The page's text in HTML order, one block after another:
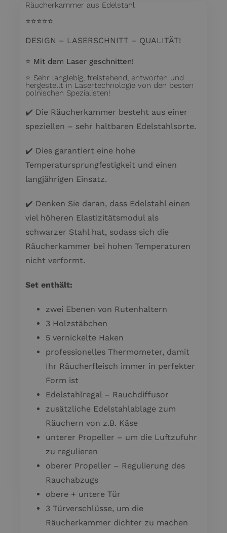
Räucherkammer aus Edelstahl
⭐️⭐️⭐️⭐️⭐️
DESIGN – LASERSCHNITT – QUALITÄT!
⭐️ Mit dem Laser geschnitten!
⭐️ Sehr langlebig, freistehend, entworfen und
hergestellt in Lasertechnologie von den besten
polnischen Spezialisten!
✔️ Die Räucherkammer besteht aus einer
speziellen – sehr haltbaren Edelstahlsorte.
✔️ Dies garantiert eine hohe
Temperatursprungfestigkeit und einen
langjährigen Einsatz.
✔️ Denken Sie daran, dass Edelstahl einen
viel höheren Elastizitätsmodul als
schwarzer Stahl hat, sodass sich die
Räucherkammer bei hohen Temperaturen
nicht verformt.
Set enthält:
zwei Ebenen von Rutenhaltern
3 Holzstäbchen
5 vernickelte Haken
professionelles Thermometer, damit
Ihr Räucherfleisch immer in perfekter
Form ist
Edelstahlregal – Rauchdiffusor
zusätzliche Edelstahlablage zum
Räuchern von z.B. Käse
unterer Propeller – um die Luftzufuhr
zu regulieren
oberer Propeller – Regulierung des
Rauchabzugs
obere + untere Tür
3 Türverschlüsse, um die
Räucherkammer dichter zu machen